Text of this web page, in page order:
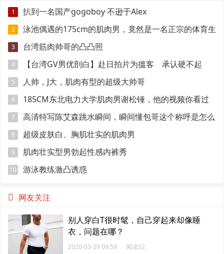
1 扒到一名国产gogoboy 不逊于Alex
2 泳池偶遇的175cm的肌肉男，竟然是一名正宗的体育生
3 台湾筋肉帅哥的凸凸照
4
【台湾GV男优剖白】赴日拍片为搵客 承认硬不起
来：但我还有性欲
5 人帅，J大，肌肉有型的超级大帅哥
6
185CM东北电力大学肌肉男谢松锤，他的视频你看过
吗
7
高清特写陈艾森跳水瞬间，瞬间懂包哥这个称呼是怎么
来的
8 超级皮肤白、胸肌壮实的肌肉男
9 肌肉壮实型男勃起性感内裤秀
10 游泳教练激凸诱惑
网友关注
别人穿白T很时髦，自己穿起来却像睡
衣，问题在哪？
2020-03-29 09:59 阅读52